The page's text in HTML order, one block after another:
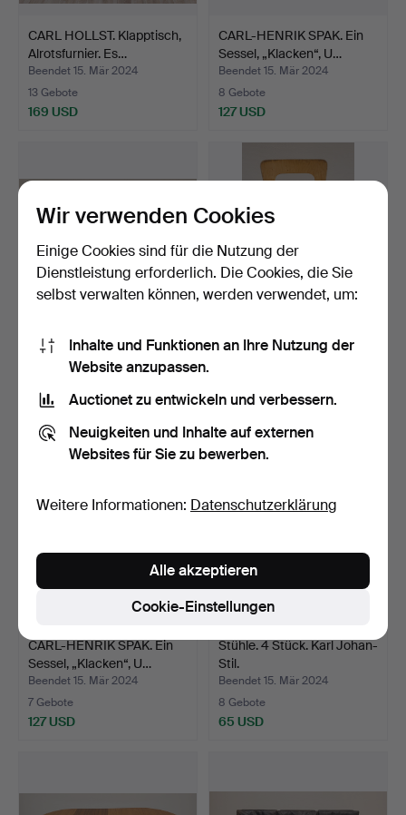
CARL HOLLST. Klapptisch,
Alrotsfurnier. Es…
Beendet 15. Mär 2024
13 Gebote
169 USD
CARL-HENRIK SPAK. Ein
Sessel, „Klacken“, U…
Beendet 15. Mär 2024
8 Gebote
127 USD
KARL ERIK EKSELIUS.
Tischset 2-teilig, AB …
Beendet 15. Mär 2024
18 Gebote
ALVAR AALTO. Barhocker
16 Gebote
CARL-HENRIK SPAK. Ein
Sessel, „Klacken“, U…
Beendet 15. Mär 2024
7 Gebote
127 USD
Stühle. 4 Stück. Karl Johan-
Stil.
Beendet 15. Mär 2024
8 Gebote
65 USD
Wir verwenden Cookies
Einige Cookies sind für die Nutzung der
Dienstleistung erforderlich. Die Cookies, die Sie
selbst verwalten können, werden verwendet, um:
Inhalte und Funktionen an Ihre Nutzung der
Website anzupassen.
Auctionet zu entwickeln und verbessern.
Neuigkeiten und Inhalte auf externen
Websites für Sie zu bewerben.
Weitere Informationen: Datenschutzerklärung
Cookie-Einstellungen
Alle akzeptieren